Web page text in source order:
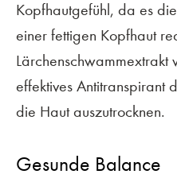
Kopfhautgefühl, da es
einer fettigen Kopfhaut
Lärchenschwammextrakt
effektives Antitranspirant
die Haut auszutrocknen.
Gesunde Balance